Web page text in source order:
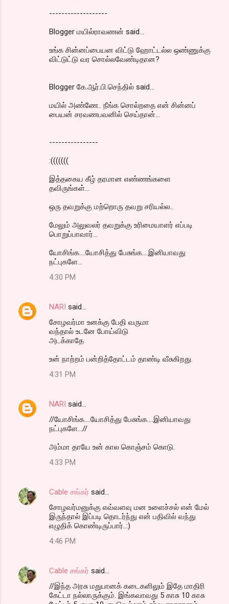
-------------------
Blogger மயில்ராவணன் said...
உங்க சின்னப்பையன விட்டு ஹோட்டல்ல ஒண்ணுக்கு
விட்டுட்டு வர சொல்லவேண்டிதான?
Blogger கே.ஆர்.பி.செந்தில் said...
மயில் அண்ணே.. நீங்க சொல்றதை என் சின்னப்
பையன் சரவணபவனில் செய்தான்...
----------------
:(((((((
இத்தகைய கீழ் தரமான எண்ணங்களை
தவிருங்கள்...
ஒரு தவறுக்கு மற்றொரு தவறு சரியல்ல..
மேலும் அலுவலர் தவறுக்கு உரிமையாளர் எப்படி
பொறுப்பாவார்...
யோசிங்க....யோசித்து பேசுங்க....இனியாவது
நட்புகளே...
4:30 PM
NARI said…
சோழவர்மா உனக்கு பேதி வருமா
வந்தால் உடனே போய்விடு
அடக்காதே
உன் நாற்றம் பன்றித்தோட்டம் தாண்டி வீசுகிறது.
4:31 PM
NARI said…
//யோசிங்க....யோசித்து பேசுங்க....இனியாவது
நட்புகளே...//
அம்மா தாயே உன் கால கொஞ்சம் கொடு.
4:33 PM
Cable சங்கர் said…
சோழவர்மனுக்கு எவ்வளவு மன உளைச்சல் என் மேல்
இருந்தால் இப்படி தொடர்ந்து என் பதிவில் வந்து
எழுதிக் கொண்டிருப்பார்..:)
4:46 PM
Cable சங்கர் said…
//இந்த அரசு மதுபானக் கடைகளிலும் இதே மாதிரி
கேட்டா நல்லாருக்கும். இங்கவாவது 5 காசு 10 காசு